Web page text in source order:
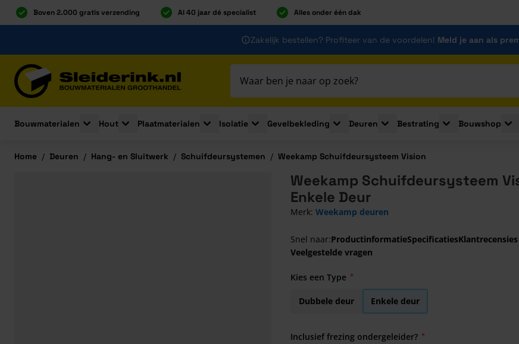
Boven 2.000 gratis verzending Al 40 jaar dé specialist Alles onder één dak
Zakelijk bestellen? Profiteer van de voordelen! Meld je aan als
Bouwmaterialen
Toggle submenu for Bouwmaterialen
Hout
Toggle submenu for Hout
Plaatmaterialen
Toggle submenu for Plaatmaterialen
Isolatie
Toggle submenu for Isolatie
Gevelbekleding
Toggle submenu for Gevelbekleding
Deuren
Toggle submenu for Deuren
Bestrating
Toggle submenu
Bouwshop
Home / Deuren / Hang- en Sluitwerk / Schuifdeursystemen / Weekamp Schuifdeursysteem Vision
Weekamp Schuifdeursysteem
Enkele Deur
Merk: Weekamp deuren
Snel naar:ProductinformatieSpecificatiesKlantrecensies
Veelgestelde vragen
Kies een Type
Dubbele deur Enkele deur
Inclusief frezing ondergeleider?